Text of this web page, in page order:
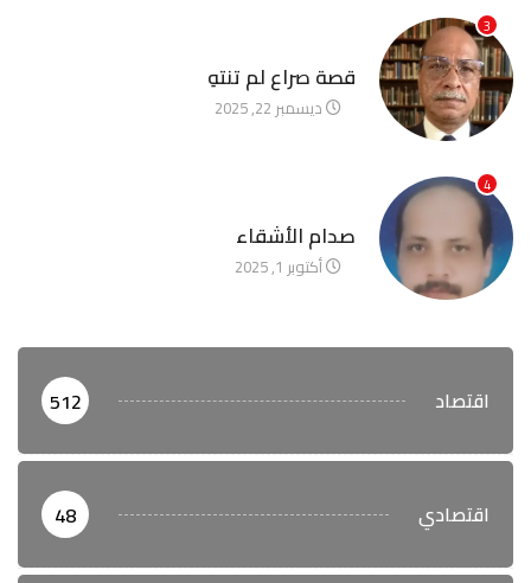
3
قصة صراع لم تنتهِ
ديسمبر 22, 2025
4
صدام الأشقاء
أكتوبر 1, 2025
اقتصاد 512
اقتصادي 48